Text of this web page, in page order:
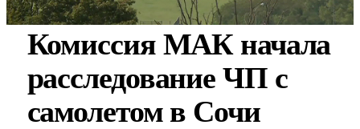
Комиссия МАК начала
расследование ЧП с
самолетом в Сочи